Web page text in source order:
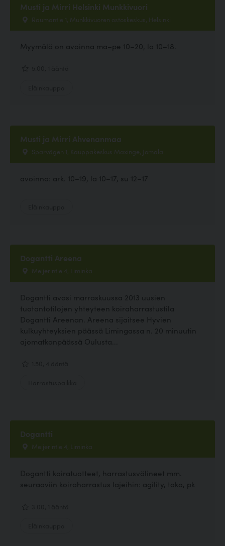
Musti ja Mirri Helsinki Munkkivuori
Raumantie 1, Munkkivuoren ostoskeskus, Helsinki
Myymälä on avoinna ma–pe 10–20, la 10–18.
Musti ja Mirri Ahvenanmaa
Sparvägen 1, Kauppakeskus Maxinge, Jomala
avoinna: ark. 10–19, la 10–17, su 12–17
Dogantti Areena
Meijerintie 4, Liminka
Dogantti avasi marraskuussa 2013 uusien
tuotantotilojen yhteyteen koiraharrastustila
Dogantti Areenan. Areena sijaitsee Hyvien
kulkuyhteyksien päässä Limingassa n. 20 minuutin
ajomatkanpäässä Oulusta...
Dogantti
Meijerintie 4, Liminka
Dogantti koiratuotteet, harrastusvälineet mm.
seuraaviin koiraharrastus lajeihin: agility, toko, pk